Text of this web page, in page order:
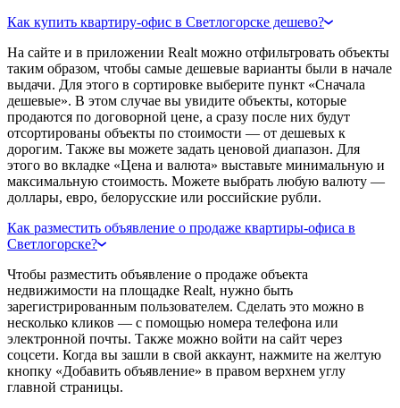
Как купить квартиру-офис в Светлогорске дешево?
На сайте и в приложении Realt можно отфильтровать объекты
таким образом, чтобы самые дешевые варианты были в начале
выдачи. Для этого в сортировке выберите пункт «Сначала
дешевые». В этом случае вы увидите объекты, которые
продаются по договорной цене, а сразу после них будут
отсортированы объекты по стоимости — от дешевых к
дорогим. Также вы можете задать ценовой диапазон. Для
этого во вкладке «Цена и валюта» выставьте минимальную и
максимальную стоимость. Можете выбрать любую валюту —
доллары, евро, белорусские или российские рубли.
Как разместить объявление о продаже квартиры-офиса в
Светлогорске?
Чтобы разместить объявление о продаже объекта
недвижимости на площадке Realt, нужно быть
зарегистрированным пользователем. Сделать это можно в
несколько кликов — с помощью номера телефона или
электронной почты. Также можно войти на сайт через
соцсети. Когда вы зашли в свой аккаунт, нажмите на желтую
кнопку «Добавить объявление» в правом верхнем углу
главной страницы.